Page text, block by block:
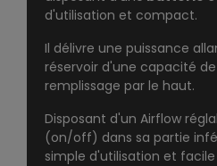
d'utilisation et compact.
Il délivre une puissance
réservoir d'une capacité de
remplissage par le haut.
Disposant d'un Airflow
(on/off) dans sa partie
simple d'utilisation et